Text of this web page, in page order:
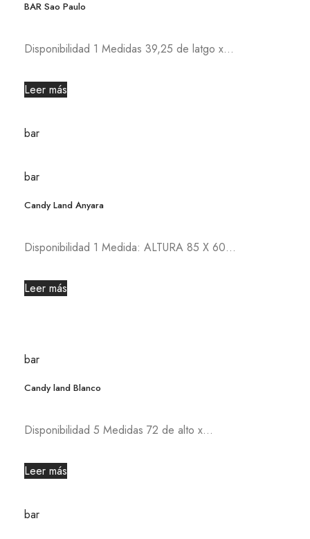
BAR Sao Paulo
Disponibilidad 1 Medidas 39,25 de latgo x...
Leer más
bar
bar
Candy Land Anyara
Disponibilidad 1 Medida: ALTURA 85 X 60...
Leer más
bar
Candy land Blanco
Disponibilidad 5 Medidas 72 de alto x...
Leer más
bar